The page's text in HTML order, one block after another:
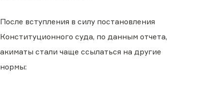
После вступления в силу постановления
Конституционного суда, по данным отчета,
акиматы стали чаще ссылаться на другие
нормы: